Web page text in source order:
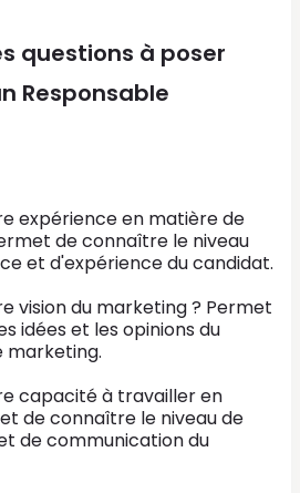
questions à poser
Responsable
expérience en matière de
de connaître le niveau
et d'expérience du candidat.
vision du marketing ? Permet
idées et les opinions du
marketing.
capacité à travailler en
de connaître le niveau de
de communication du